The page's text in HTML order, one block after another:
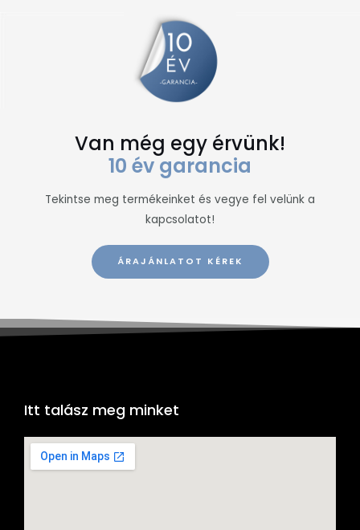
Van még egy érvünk!
10 év garancia
Tekintse meg termékeinket és vegye fel velünk a
kapcsolatot!​
ÁRAJÁNLATOT KÉREK
Itt talász meg minket